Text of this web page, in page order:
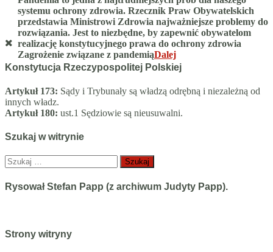
systemu ochrony zdrowia. Rzecznik Praw Obywatelskich
przedstawia Ministrowi Zdrowia najważniejsze problemy do
rozwiązania. Jest to niezbędne, by zapewnić obywatelom
realizację konstytucyjnego prawa do ochrony zdrowia
Zagrożenie związane z pandemiąDalej
Konstytucja Rzeczypospolitej Polskiej
Artykuł 173: Sądy i Trybunały są władzą odrębną i niezależną od
innych władz.
Artykuł 180: ust.1 Sędziowie są nieusuwalni.
Szukaj w witrynie
Szukaj:
Rysował Stefan Papp (z archiwum Judyty Papp).
Strony witryny